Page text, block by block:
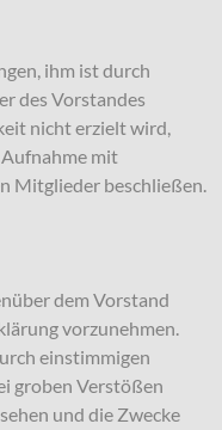
ihm ist durch
des Vorstandes
nicht erzielt wird,
mit
Mitglieder beschließen.
dem Vorstand
vorzunehmen.
einstimmigen
groben Verstößen
und die Zwecke